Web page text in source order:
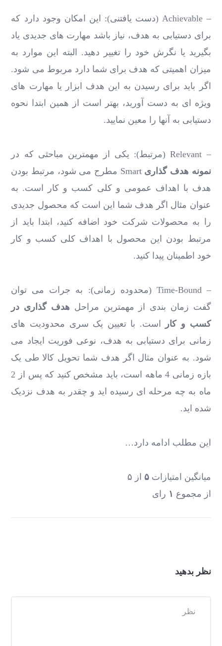
– Achievable (دست یافتنی): این امکان وجود دارد که
برای دستیابی به هدف، نیاز باشد مهارت های جدیدی یاد
بگیرید یا نگرش خود را تغییر دهید. البته این موارد به
میزان اهمیتی که هدف برای شما دارد مربوط می شود.
اگر باید برای رسیدن به این هدف ابزار یا مهارت های
ویژه ای به دست آورید، بهتر است از همین ابتدا نحوه
دستیابی به آنها را معین نمایید.
– Relevant (مرتبط): یکی از مهمترین مباحثی که در
نمونه هدف گذاری
Smart مطرح می شود، مرتبط بودن
هدف با اهداف عمومی و کلی کسب و کار است. به
عنوان مثال اگر هدف شما این است که محصول جدیدی
را به محصولات شرکت خود اضافه کنید، ابتدا باید از
مرتبط بودن این محصول با اهداف کلی کسب و کار
خود اطمینان پیدا کنید.
– Time-Bound (محدوده زمانی): به جرات می توان
گفت زمان بندی از مهمترین مراحل هدف گذاری در
کسب و کار
است. با تعیین یک سری محدودیت های
زمانی برای دستیابی به هدف، نوعی فوریت ایجاد می
شود. به عنوان مثال اگر هدف شما تحویل کالا طی یک
بازه زمانی 4 ماهه است، باید مشخص کنید که پس از 2
ماه به چه مرحله ای رسیده اید و چقدر به هدف نزدیک
شده اید.
این مطلب ادامه دارد…
میانگین امتیازات۵ از ۵
از مجموع ۱ رای
نظر بدهید